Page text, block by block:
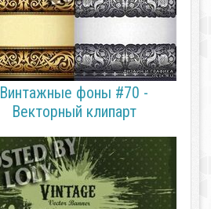
Винтажные фоны #70 -
Векторный клипарт